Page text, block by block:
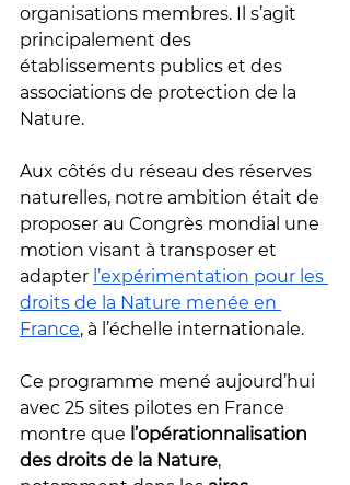
organisations membres. Il s’agit
principalement des
établissements publics et des
associations de protection de la
Nature.
Aux côtés du réseau des réserves
naturelles, notre ambition était de
proposer au Congrès mondial une
motion visant à transposer et
adapter l’expérimentation pour les
droits de la Nature menée en
France, à l’échelle internationale.
Ce programme mené aujourd’hui
avec 25 sites pilotes en France
montre que l’opérationnalisation
des droits de la Nature,